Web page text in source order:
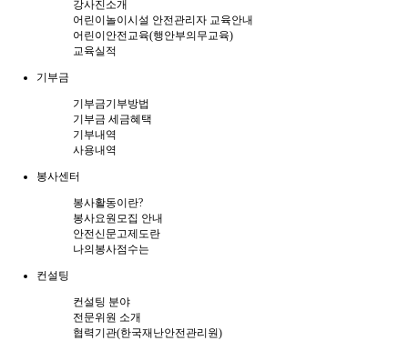
강사진소개
어린이놀이시설 안전관리자 교육안내
어린이안전교육(행안부의무교육)
교육실적
기부금
기부금기부방법
기부금 세금혜택
기부내역
사용내역
봉사센터
봉사활동이란?
봉사요원모집 안내
안전신문고제도란
나의봉사점수는
컨설팅
컨설팅 분야
전문위원 소개
협력기관(한국재난안전관리원)